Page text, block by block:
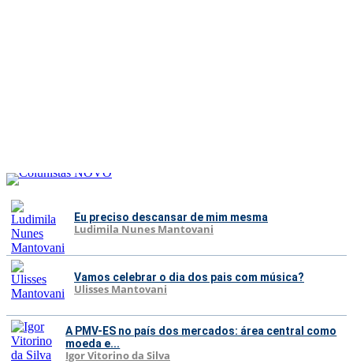
Eu preciso descansar de mim mesma
Ludimila Nunes Mantovani
Vamos celebrar o dia dos pais com música?
Ulisses Mantovani
A PMV-ES no país dos mercados: área central como
moeda e...
Igor Vitorino da Silva